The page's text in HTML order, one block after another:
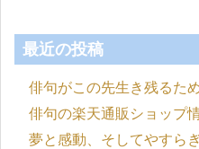
最近の投稿
俳句がこの先生き残るた
俳句の楽天通販ショップ
夢と感動、そしてやすら